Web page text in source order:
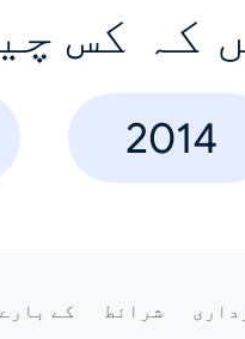
کہ کس
2014
شرائط کے